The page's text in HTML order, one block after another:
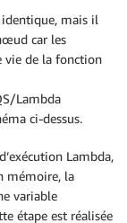
mais il
car les
vie de la fonction
Lambda
ci-dessus.
Lambda,
mémoire, la
variable
étape est réalisée